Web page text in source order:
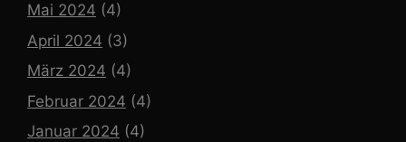
Mai 2024 (4)
April 2024 (3)
März 2024 (4)
Februar 2024 (4)
Januar 2024 (4)